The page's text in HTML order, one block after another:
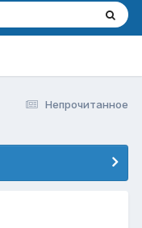
Непрочитанное